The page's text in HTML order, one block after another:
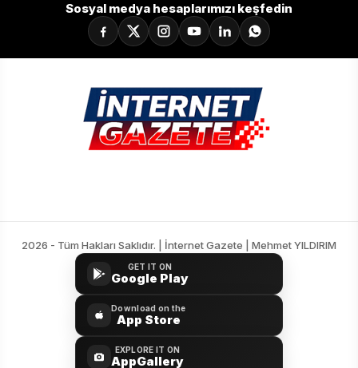
Sosyal medya hesaplarımızı keşfedin
2026 - Tüm Hakları Saklıdır. | İnternet Gazete | Mehmet YILDIRIM
GET IT ON
Google Play
Download on the
App Store
EXPLORE IT ON
AppGallery